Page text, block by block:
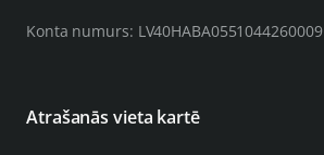
Konta numurs: LV40HABA0551044260009
Atrašanās vieta kartē